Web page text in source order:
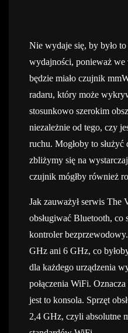
Nie wydaje się, by było
wydajności, ponieważ we
będzie miało czujnik
radaru, który może
stosunkowo szerokim
niezależnie od tego, czy
ruchu. Mogłoby to
zbliżymy się na
czujnik mógłby również
Jak zauważył serwis The
obsługiwać Bluetooth, co
kontroler
GHz ani 6 GHz, co
dla każdego urządzenia
połączenia WiFi.
jest to konsola. Sprzęt
2,4 GHz, czyli absolutne